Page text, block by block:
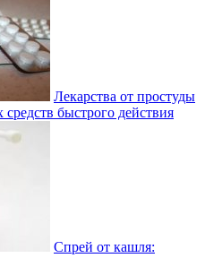
Лекарства от простуды
быстрого действия
Спрей от кашля: